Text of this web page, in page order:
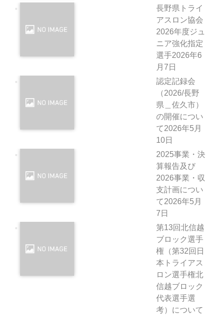
長野県トライ
アスロン協会
2026年度ジュ
ニア強化指定
選手2026年6
月7日
認定記録会
（2026/長野
県＿佐久市）
の開催につい
て2026年5月
10日
2025事業・決
算報告及び
2026事業・収
支計画につい
て2026年5月
7日
第13回北信越
ブロック選手
権（第32回日
本トライアス
ロン選手権北
信越ブロック
代表選手選
考）について